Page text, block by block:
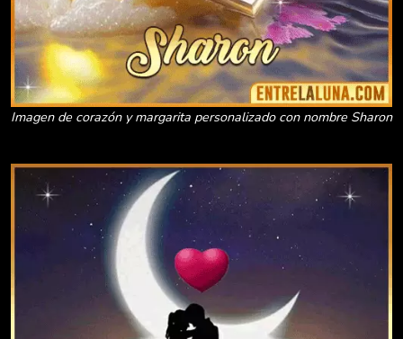
Imagen de corazón y margarita personalizado con nombre Sharon